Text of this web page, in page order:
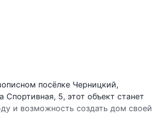
посёлке Черницкий,
5, этот объект станет
и возможность создать дом своей